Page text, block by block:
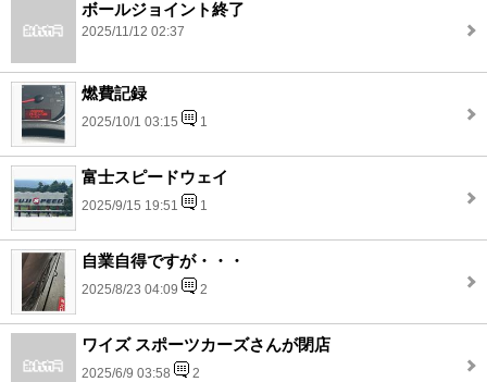
ボールジョイント終了
2025/11/12 02:37
燃費記録
2025/10/1 03:15 1
富士スピードウェイ
2025/9/15 19:51 1
自業自得ですが・・・
2025/8/23 04:09 2
ワイズ スポーツカーズさんが閉店
2025/6/9 03:58 2